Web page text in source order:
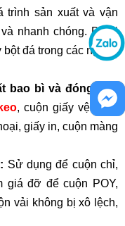
trình sản xuất và vận
nhanh chóng. Dưới
đá trong các ngành
bao bì và đóng gói:
, cuộn giấy vệ sinh,
giấy in, cuộn màng
Sử dụng để cuộn chỉ,
giá đỡ để cuộn POY,
vải không bị xô lệch,